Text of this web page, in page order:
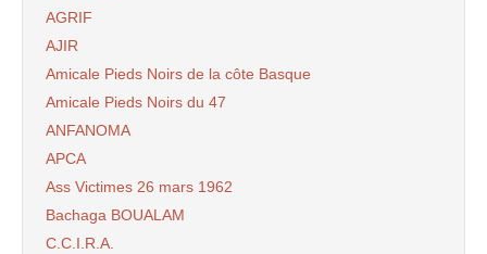
AGRIF
AJIR
Amicale Pieds Noirs de la côte Basque
Amicale Pieds Noirs du 47
ANFANOMA
APCA
Ass Victimes 26 mars 1962
Bachaga BOUALAM
C.C.I.R.A.